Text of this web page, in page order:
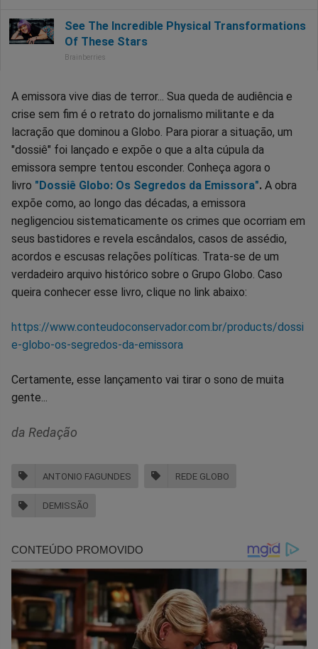
A emissora vive dias de terror... Sua queda de audiência e
crise sem fim é o retrato do jornalismo militante e da
lacração que dominou a Globo. Para piorar a situação, um
"dossiê" foi lançado e expõe o que a alta cúpula da
emissora sempre tentou esconder. Conheça agora o
livro "Dossiê Globo: Os Segredos da Emissora". A obra
expõe como, ao longo das décadas, a emissora
negligenciou sistematicamente os crimes que ocorriam em
seus bastidores e revela escândalos, casos de assédio,
acordos e escusas relações políticas. Trata-se de um
verdadeiro arquivo histórico sobre o Grupo Globo. Caso
queira conhecer esse livro, clique no link abaixo:
https://www.conteudoconservador.com.br/products/dossi
e-globo-os-segredos-da-emissora
Certamente, esse lançamento vai tirar o sono de muita
gente...
da Redação
ANTONIO FAGUNDES REDE GLOBO
DEMISSÃO